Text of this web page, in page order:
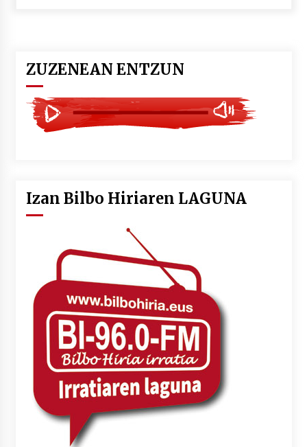
Larunbatean Plentziako Itsas Martxa ospatuko
da
2026/07/07
2026/07/07
Uribitarte40 aretoan
2026/07/03
SOINUGELA: Paul McCartney eta Ringo Starr-en
lan berriak
2026/07/03
MUSIBLA #297: Bide, Boards Of Canada, Somak,
Tiga, Twisted Teens, Underscores, Habia
2026/07/02
ZUZENEAN ENTZUN
Izan Bilbo Hiriaren LAGUNA